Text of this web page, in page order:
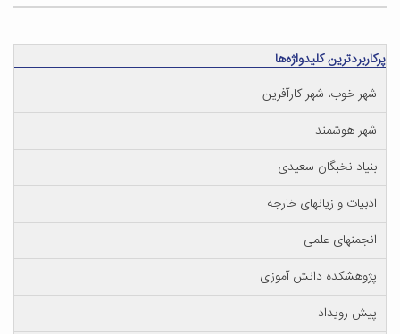
پرکاربردترین کلیدواژه‌ها
شهر خوب، شهر کارآفرین
شهر هوشمند
بنیاد نخبگان سعیدی
ادبیات و زیانهای خارجه
انجمنهای علمی
پژوهشکده دانش آموزی
پیش رویداد